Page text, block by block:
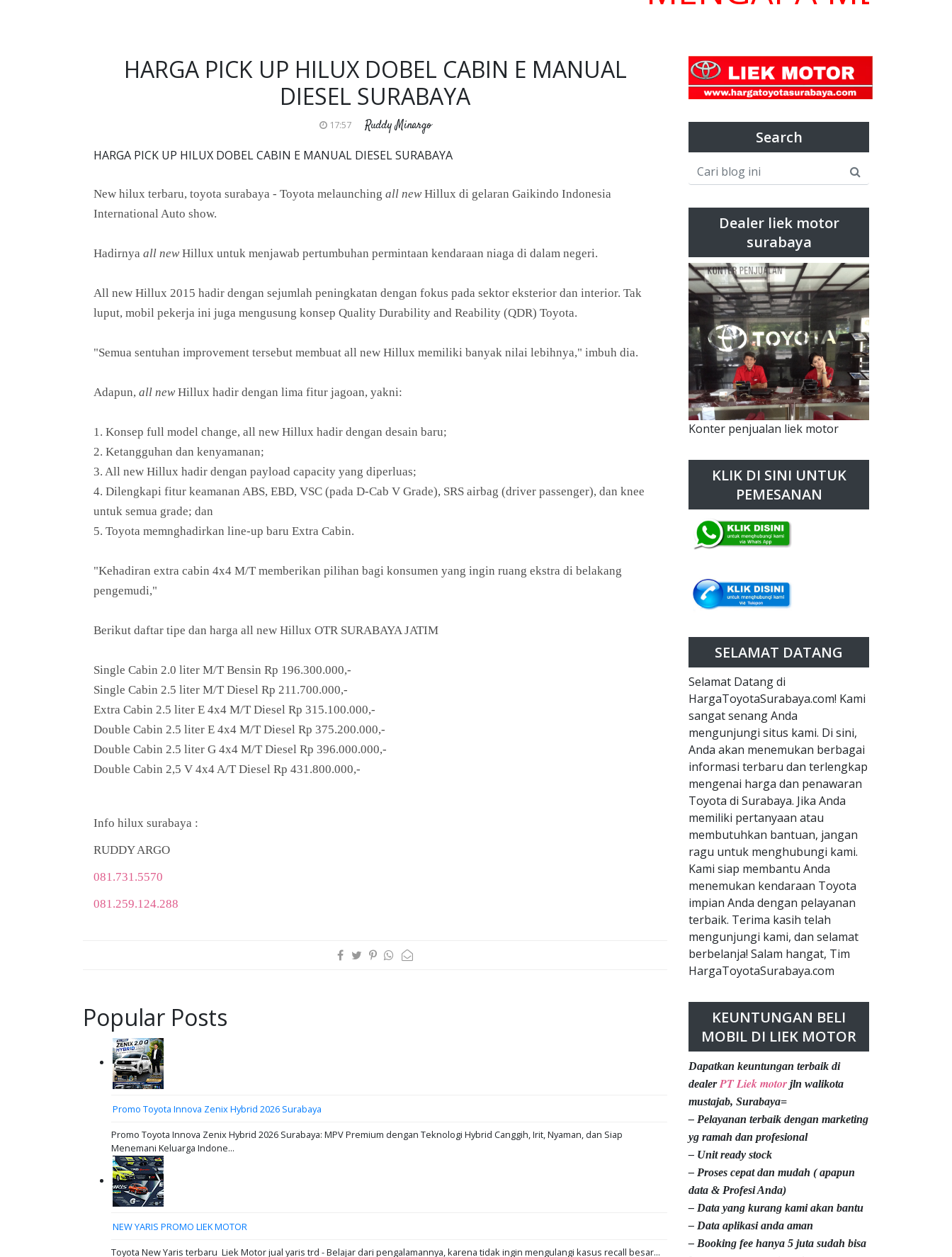
HARGA PICK UP HILUX DOBEL CABIN E MANUAL
DIESEL SURABAYA
17:57 Ruddy Minargo
HARGA PICK UP HILUX DOBEL CABIN E MANUAL DIESEL SURABAYA
New hilux terbaru, toyota surabaya - Toyota melaunching all newHillux di gelaran Gaikindo Indonesia
International Auto show.
Hadirnya all newHillux untuk menjawab pertumbuhan permintaan kendaraan niaga di dalam negeri.
All new Hillux 2015 hadir dengan sejumlah peningkatan dengan fokus pada sektor eksterior dan interior. Tak
luput, mobil pekerja ini juga mengusung konsep Quality Durability and Reability (QDR) Toyota.
"Semua sentuhan improvement tersebut membuat all new Hillux memiliki banyak nilai lebihnya," imbuh dia.
Adapun, all newHillux hadir dengan lima fitur jagoan, yakni:
1. Konsep full model change, all new Hillux hadir dengan desain baru;
2. Ketangguhan dan kenyamanan;
3. All new Hillux hadir dengan payload capacity yang diperluas;
4. Dilengkapi fitur keamanan ABS, EBD, VSC (pada D-Cab V Grade), SRS airbag (driver passenger), dan knee
untuk semua grade; dan
5. Toyota memnghadirkan line-up baru Extra Cabin.
"Kehadiran extra cabin 4x4 M/T memberikan pilihan bagi konsumen yang ingin ruang ekstra di belakang
pengemudi,"
Berikut daftar tipe dan harga all new Hillux OTR SURABAYA JATIM
Single Cabin 2.0 liter M/T Bensin Rp 196.300.000,-
Single Cabin 2.5 liter M/T Diesel Rp 211.700.000,-
Extra Cabin 2.5 liter E 4x4 M/T Diesel Rp 315.100.000,-
Double Cabin 2.5 liter E 4x4 M/T Diesel Rp 375.200.000,-
Double Cabin 2.5 liter G 4x4 M/T Diesel Rp 396.000.000,-
Double Cabin 2,5 V 4x4 A/T Diesel Rp 431.800.000,-
Info hilux surabaya :
RUDDY ARGO
081.731.5570
081.259.124.288
Popular Posts
Promo Toyota Innova Zenix Hybrid 2026 Surabaya
Promo Toyota Innova Zenix Hybrid 2026 Surabaya: MPV Premium dengan Teknologi Hybrid Canggih, Irit, Nyaman, dan Siap
Menemani Keluarga Indone...
NEW YARIS PROMO LIEK MOTOR
Toyota New Yaris terbaru Liek Motor jual yaris trd - Belajar dari pengalamannya, karena tidak ingin mengulangi kasus recall besar...
Search
Dealer liek motor
surabaya
Konter penjualan liek motor
KLIK DI SINI UNTUK
PEMESANAN
SELAMAT DATANG
Selamat Datang di
HargaToyotaSurabaya.com! Kami
sangat senang Anda
mengunjungi situs kami. Di sini,
Anda akan menemukan berbagai
informasi terbaru dan terlengkap
mengenai harga dan penawaran
Toyota di Surabaya. Jika Anda
memiliki pertanyaan atau
membutuhkan bantuan, jangan
ragu untuk menghubungi kami.
Kami siap membantu Anda
menemukan kendaraan Toyota
impian Anda dengan pelayanan
terbaik. Terima kasih telah
mengunjungi kami, dan selamat
berbelanja! Salam hangat, Tim
HargaToyotaSurabaya.com
KEUNTUNGAN BELI
MOBIL DI LIEK MOTOR
Dapatkan keuntungan terbaik di
dealerPT Liek motor jln walikota
mustajab, Surabaya=
– Pelayanan terbaik dengan marketing
yg ramah dan profesional
– Unit ready stock
– Proses cepat dan mudah ( apapun
data & Profesi Anda)
– Data yang kurang kami akan bantu
– Data aplikasi anda aman
– Booking fee hanya 5 juta sudah bisa